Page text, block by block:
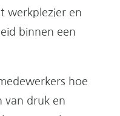
werkplezier en
binnen een
hoe
van druk en